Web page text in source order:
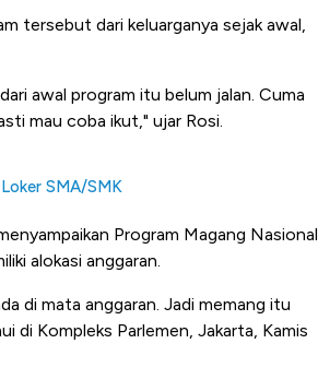
tersebut dari keluarganya sejak awal,
awal program itu belum jalan. Cuma
mau coba ikut," ujar Rosi.
SMA/SMK
Program Magang Nasional
alokasi anggaran.
di mata anggaran. Jadi memang itu
di Kompleks Parlemen, Jakarta, Kamis